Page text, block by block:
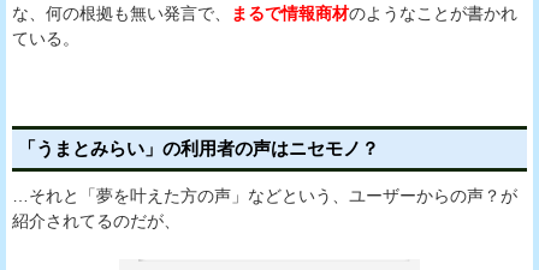
な、何の根拠も無い発言で、
まるで情報商材のようなことが書かれ
ている。
「うまとみらい」の利用者の声はニセモノ？
…それと「夢を叶えた方の声」などという、ユーザーからの声？が
紹介されてるのだが、